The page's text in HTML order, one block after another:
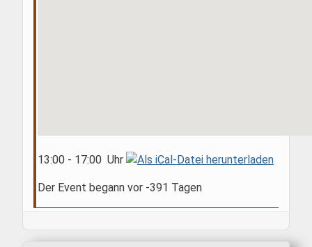
13:00 - 17:00 Uhr
Der Event begann vor -391 Tagen